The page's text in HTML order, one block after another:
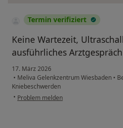
Termin verifiziert
Keine Wartezeit,
ausführliches
17. März 2026
• Meliva Gelenkzentrum Wiesbaden •
Kniebeschwerden
• Problem melden